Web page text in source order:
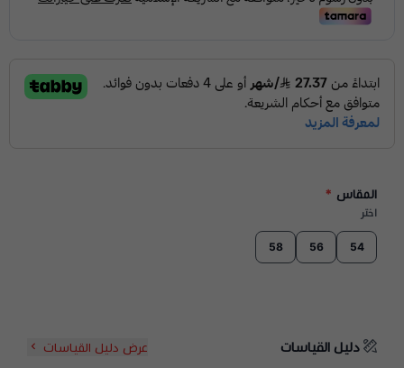
المقاس *
اختر
54
56
58
دليل القياسات عرض دليل القياسات